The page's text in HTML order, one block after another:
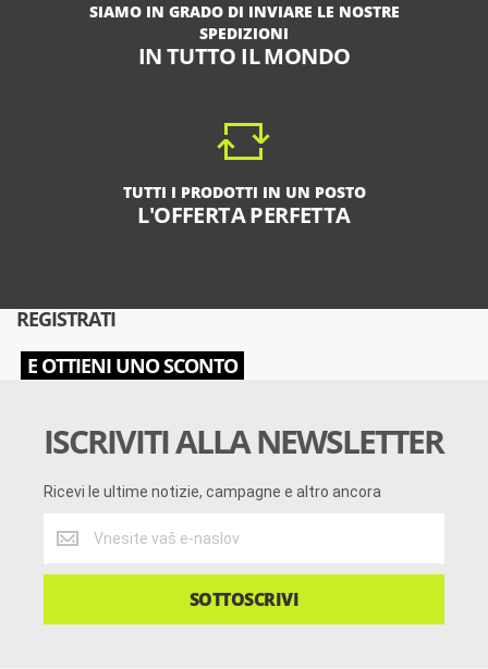
SIAMO IN GRADO DI INVIARE LE NOSTRE
SPEDIZIONI
IN TUTTO IL MONDO
TUTTI I PRODOTTI IN UN POSTO
L'OFFERTA PERFETTA
REGISTRATI
E OTTIENI UNO SCONTO
ISCRIVITI ALLA NEWSLETTER
Ricevi le ultime notizie, campagne e altro ancora
SOTTOSCRIVI